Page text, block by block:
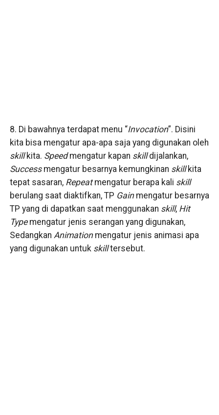
8. Di bawahnya terdapat menu “Invocation”. Disini
kita bisa mengatur apa-apa saja yang digunakan oleh
skillkita. Speedmengatur kapan skilldijalankan,
Successmengatur besarnya kemungkinan skillkita
tepat sasaran, Repeatmengatur berapa kali skill
berulang saat diaktifkan, TP Gainmengatur besarnya
TP yang di dapatkan saat menggunakan skill, Hit
Typemengatur jenis serangan yang digunakan,
Sedangkan Animationmengatur jenis animasi apa
yang digunakan untuk skilltersebut.